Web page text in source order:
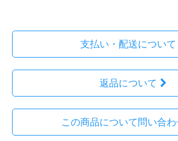
収集するにあたっては利用目的を明記の上、適
当ショップで収集する個人情報は以下の通りで
d)メールアドレス
e)パスワード
支払い・配送について
返品について
この商品について問い合わ